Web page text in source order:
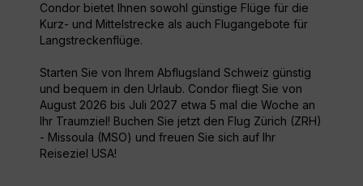
Condor bietet Ihnen sowohl günstige Flüge für die
Kurz- und Mittelstrecke als auch Flugangebote für
Langstreckenflüge.
Starten Sie von Ihrem Abflugsland Schweiz günstig
und bequem in den Urlaub. Condor fliegt Sie von
August 2026 bis Juli 2027 etwa 5 mal die Woche an
Ihr Traumziel! Buchen Sie jetzt den Flug Zürich (ZRH)
- Missoula (MSO) und freuen Sie sich auf Ihr
Reiseziel USA!